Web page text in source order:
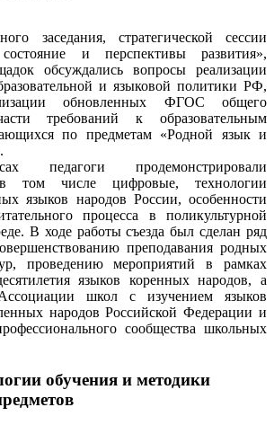
заседания, стратегической сессии
и перспективы развития»,
обсуждались вопросы реализации
и языковой политики РФ,
обновленных ФГОС общего
требований к образовательным
по предметам «Родной язык и
педагоги продемонстрировали
том числе цифровые, технологии
языков народов России, особенности
процесса в поликультурной
В ходе работы съезда был сделан ряд
преподавания родных
проведению мероприятий в рамках
языков коренных народов, а
школ с изучением языков
народов Российской Федерации и
сообщества школьных
обучения и методики